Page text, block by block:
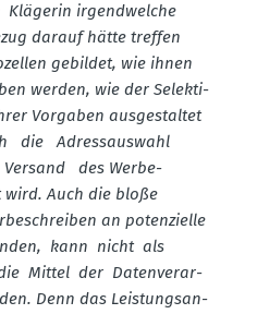
irgend­welche
darauf hätte treffen
gebildet, wie ihnen
werden, wie der Selek­ti­
Vorgaben ausge­staltet
die Adress­auswahl
des Werbe­
wird. Auch die bloße
an poten­zielle
kann nicht als
Mittel der Daten­ver­ar­
Denn das Leistungs­an­